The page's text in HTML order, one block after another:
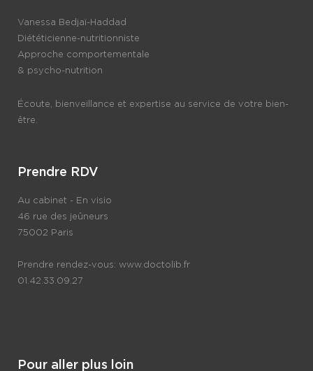
Vanessa Bedjaï-Haddad
Diététicienne-nutritionniste
Approche comportementale
& psycho-nutrition
Écoute, bienveillance et expertise au service de votre bien-
être.
Prendre RDV
Au cabinet - En visio
46 rue des jeûneurs
75002 Paris
Prendre rendez-vous: www.doctolib.fr
01.42.33.09.27
Pour aller plus loin